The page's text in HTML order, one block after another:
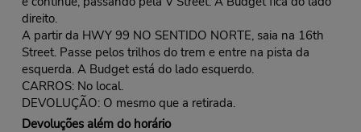
direito.
A partir da HWY 99 NO SENTIDO NORTE, saia na 16th
Street. Passe pelos trilhos do trem e entre na pista da
esquerda. A Budget está do lado esquerdo.
CARROS: No local.
DEVOLUÇÃO: O mesmo que a retirada.
Devoluções além do horário